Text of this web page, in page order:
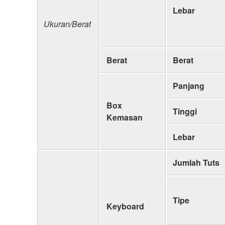
Ukuran/Berat
Lebar
Berat Berat
Box
Kemasan
Panjang
Tinggi
Lebar
Keyboard
Jumlah Tuts
Tipe